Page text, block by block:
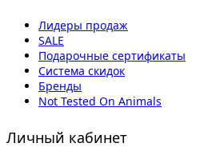
Лидеры продаж
SALE
Подарочные сертификаты
Система скидок
Бренды
Not Tested On Animals
Личный кабинет